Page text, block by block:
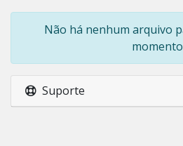
Não há nenhum arquivo
momento
Suporte